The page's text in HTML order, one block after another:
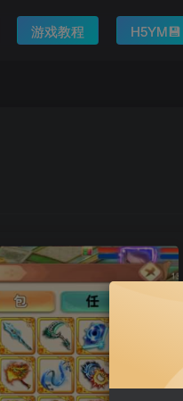
游戏教程 H5YM💾